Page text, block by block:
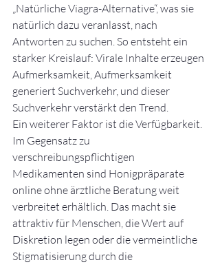
„Natürliche Viagra-Alternative“, was sie
natürlich dazu veranlasst, nach
Antworten zu suchen. So entsteht ein
starker Kreislauf: Virale Inhalte erzeugen
Aufmerksamkeit, Aufmerksamkeit
generiert Suchverkehr, und dieser
Suchverkehr verstärkt den Trend.
Ein weiterer Faktor ist die Verfügbarkeit.
Im Gegensatz zu
verschreibungspflichtigen
Medikamenten sind Honigpräparate
online ohne ärztliche Beratung weit
verbreitet erhältlich. Das macht sie
attraktiv für Menschen, die Wert auf
Diskretion legen oder die vermeintliche
Stigmatisierung durch die